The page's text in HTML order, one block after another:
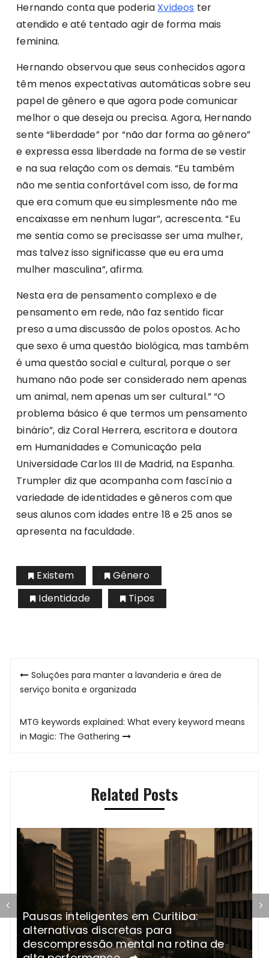
Hernando conta que poderia Xvideos ter
atendido e até tentado agir de forma mais
feminina.
Hernando observou que seus conhecidos agora
têm menos expectativas automáticas sobre seu
papel de gênero e que agora pode comunicar
melhor o que deseja ou precisa. Agora, Hernando
sente “liberdade” por “não dar forma ao gênero”
e expressa essa liberdade na forma de se vestir
e na sua relação com os demais. “Eu também
não me sentia confortável com isso, de forma
que era comum que eu simplesmente não me
encaixasse em nenhum lugar”, acrescenta. “Eu
me sentia como se precisasse ser uma mulher,
mas talvez isso significasse que eu era uma
mulher masculina”, afirma.
Nesta era de pensamento complexo e de
pensamento em rede, não faz sentido ficar
preso a uma discussão de polos opostos. Acho
que sexo é uma questão biológica, mas também
é uma questão social e cultural, porque o ser
humano não pode ser considerado nem apenas
um animal, nem apenas um ser cultural.” “O
problema básico é que termos um pensamento
binário”, diz Coral Herrera, escritora e doutora
em Humanidades e Comunicação pela
Universidade Carlos III de Madrid, na Espanha.
Trumpler diz que acompanha com fascínio a
variedade de identidades e gêneros com que
seus alunos com idades entre 18 e 25 anos se
apresenta na faculdade.
Existem
Gênero
Identidade
Tipos
Navegação
de
Post
Soluções para manter a lavanderia e área de
serviço bonita e organizada
MTG keywords explained: What every keyword means
in Magic: The Gathering
Related Posts
Pausas inteligentes em Curitiba:
alternativas discretas para
descompressão mental na rotina de